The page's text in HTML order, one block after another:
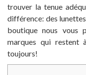
trouver la tenue
différence: des
boutique nous vous
marques qui restent
toujours!